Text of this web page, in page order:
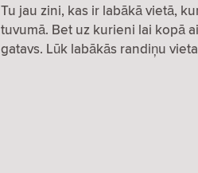
Tu jau zini, kas ir labākā vietā,
tuvumā. Bet uz kurieni lai kopā
gatavs. Lūk labākās randiņu